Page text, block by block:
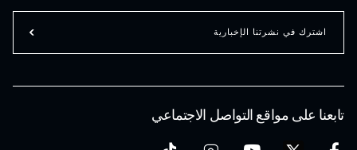
تابعنا على مواقع التواصل الاجتماعي
اشترك في نشرتنا الإخبارية